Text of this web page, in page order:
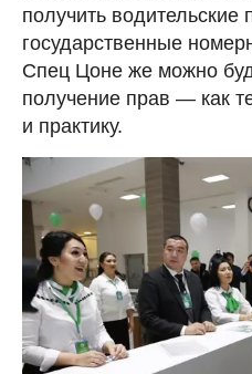
получить водительские
государственные
Спец Цоне же можно
получение прав — как
и практику.